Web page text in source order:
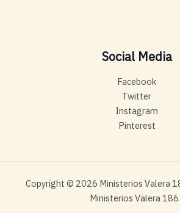
Social Media
Facebook
Twitter
Instagram
Pinterest
Copyright © 2026 Ministerios Valera
Ministerios Valera